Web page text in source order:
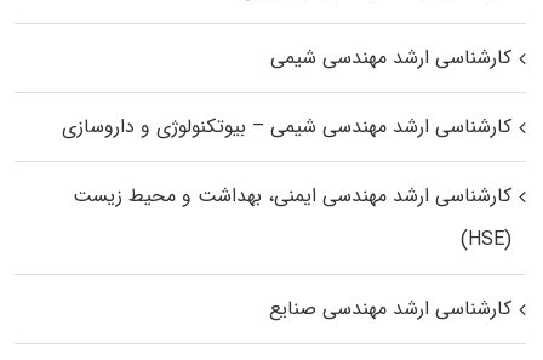
کارشناسی ارشد مهندسی شیمی
کارشناسی ارشد مهندسی شیمی – بیوتکنولوژی و داروسازی
کارشناسی ارشد مهندسی ایمنی، بهداشت و محیط زیست
(HSE)
کارشناسی ارشد مهندسی صنایع